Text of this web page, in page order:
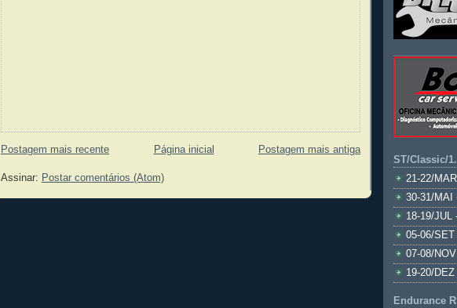
Postagem mais recente Postagem mais antiga
Página inicial
Assinar: Postar comentários (Atom)
ST/Classic/
21-22/
30-31/MAI
18-19/JUL
05-06/
07-08/
19-20/
Endurance